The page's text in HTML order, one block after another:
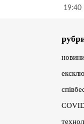
19:40